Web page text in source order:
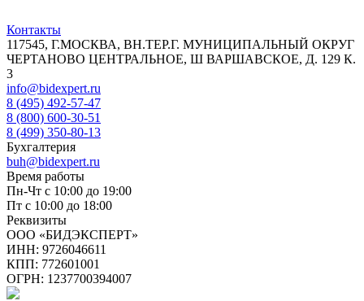
Контакты
117545, Г.МОСКВА, ВН.ТЕР.Г. МУНИЦИПАЛЬНЫЙ ОКРУГ
ЧЕРТАНОВО ЦЕНТРАЛЬНОЕ, Ш ВАРШАВСКОЕ, Д. 129 К.
3
info@bidexpert.ru
8 (495) 492-57-47
8 (800) 600-30-51
8 (499) 350-80-13
Бухгалтерия
buh@bidexpert.ru
Время работы
Пн-Чт с 10:00 до 19:00
Пт с 10:00 до 18:00
Реквизиты
ООО «БИДЭКСПЕРТ»
ИНН: 9726046611
КПП: 772601001
ОГРН: 1237700394007